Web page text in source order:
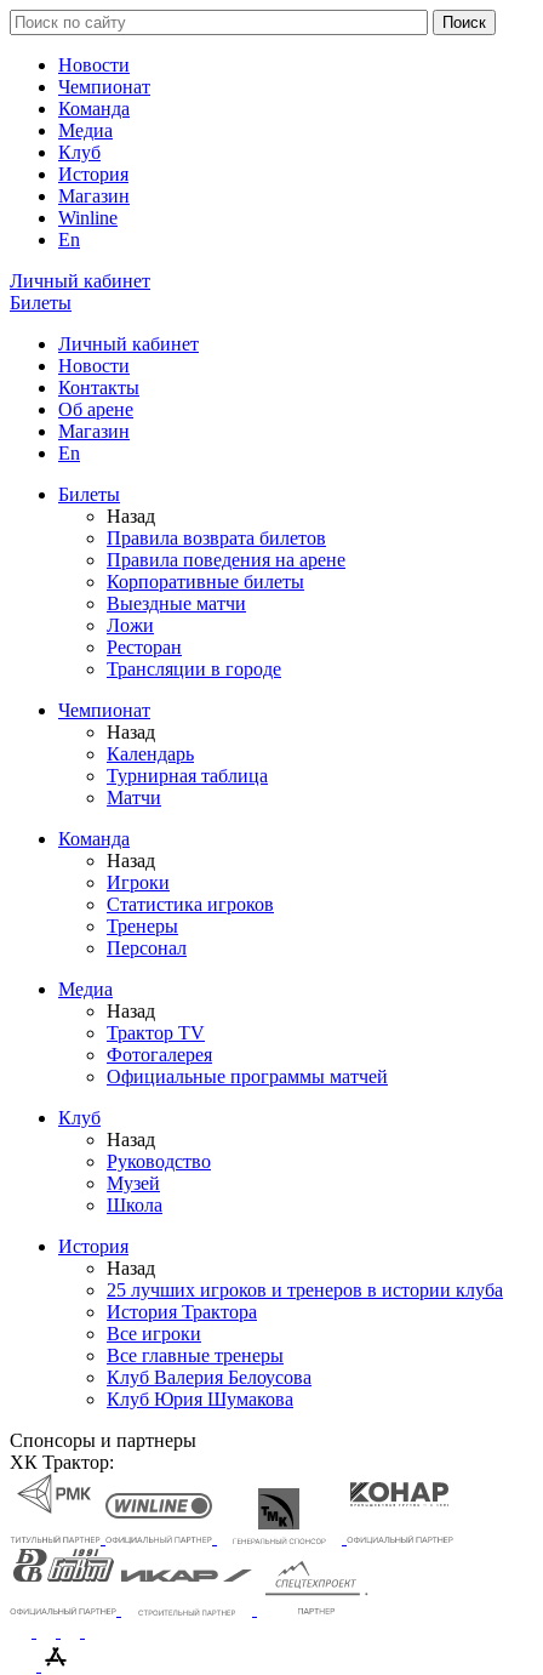
Новости
Чемпионат
Команда
Медиа
Клуб
История
Магазин
Winline
En
Личный кабинет
Билеты
Личный кабинет
Новости
Контакты
Об арене
Магазин
En
Билеты
Назад
Правила возврата билетов
Правила поведения на арене
Корпоративные билеты
Выездные матчи
Ложи
Ресторан
Трансляции в городе
Чемпионат
Назад
Календарь
Турнирная таблица
Матчи
Команда
Назад
Игроки
Статистика игроков
Тренеры
Персонал
Медиа
Назад
Трактор TV
Фотогалерея
Официальные программы матчей
Клуб
Назад
Руководство
Музей
Школа
История
Назад
25 лучших игроков и тренеров в истории клуба
История Трактора
Все игроки
Все главные тренеры
Клуб Валерия Белоусова
Клуб Юрия Шумакова
Спонсоры и партнеры
ХК Трактор: